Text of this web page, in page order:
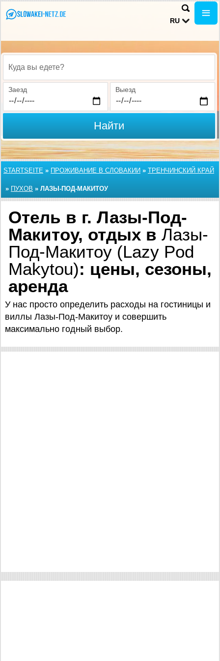
RU
Куда вы едете?
Заезд Выезд
Найти
STARTSEITE » ПРОЖИВАНИЕ В СЛОВАКИИ » ТРЕНЧИНСКИЙ КРАЙ
» ПУХОВ » ЛАЗЫ-ПОД-МАКИТОУ
Отель в г. Лазы-Под-
Макитоу, отдых в Лазы-
Под-Макитоу (Lazy Pod
Makytou): цены, сезоны,
аренда
У нас просто определить расходы на гостиницы и
виллы Лазы-Под-Макитоу и совершить
максимально годный выбор.